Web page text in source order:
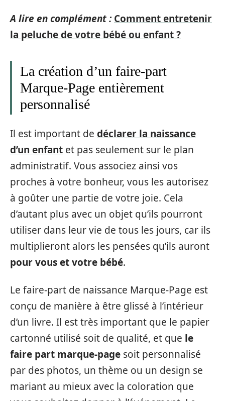
A lire en complément : Comment entretenir
la peluche de votre bébé ou enfant ?
La création d’un faire-part
Marque-Page entièrement
personnalisé
Il est important de déclarer la naissance
d’un enfant et pas seulement sur le plan
administratif. Vous associez ainsi vos
proches à votre bonheur, vous les autorisez
à goûter une partie de votre joie. Cela
d’autant plus avec un objet qu’ils pourront
utiliser dans leur vie de tous les jours, car ils
multiplieront alors les pensées qu’ils auront
pour vous et votre bébé.
Le faire-part de naissance Marque-Page est
conçu de manière à être glissé à l’intérieur
d’un livre. Il est très important que le papier
cartonné utilisé soit de qualité, et que le
faire part marque-page soit personnalisé
par des photos, un thème ou un design se
mariant au mieux avec la coloration que